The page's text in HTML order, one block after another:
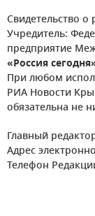
Свидетельство
Учредитель:
предприятие
«Россия
При любом
РИА Новости
обязательна не
Главный
Адрес
Телефон